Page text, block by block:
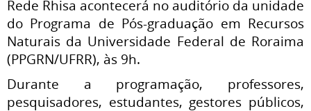
Rede Rhisa acontecerá no auditório da unidade
do Programa de Pós-graduação em Recursos
Naturais da Universidade Federal de Roraima
(PPGRN/UFRR), às 9h.
Durante a programação, professores,
pesquisadores, estudantes, gestores públicos,